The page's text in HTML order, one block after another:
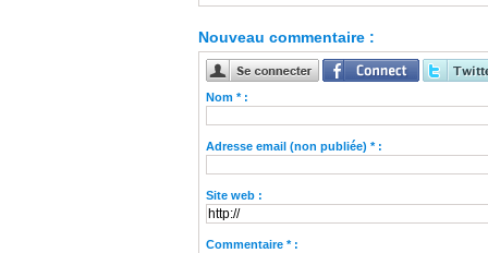
Nouveau commentaire :
Nom * :
Adresse email (non publiée) * :
Site web :
Commentaire * :